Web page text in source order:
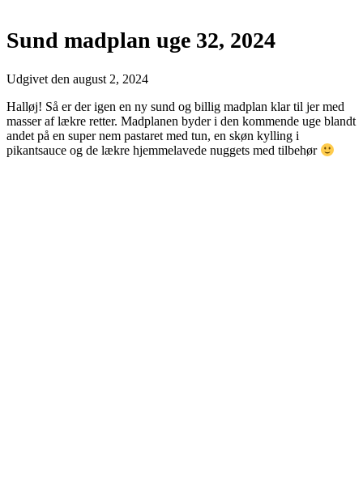
Sund madplan uge 32, 2024
Udgivet den august 2, 2024
Halløj! Så er der igen en ny sund og billig madplan klar til jer med
masser af lækre retter. Madplanen byder i den kommende uge blandt
andet på en super nem pastaret med tun, en skøn kylling i
pikantsauce og de lækre hjemmelavede nuggets med tilbehør